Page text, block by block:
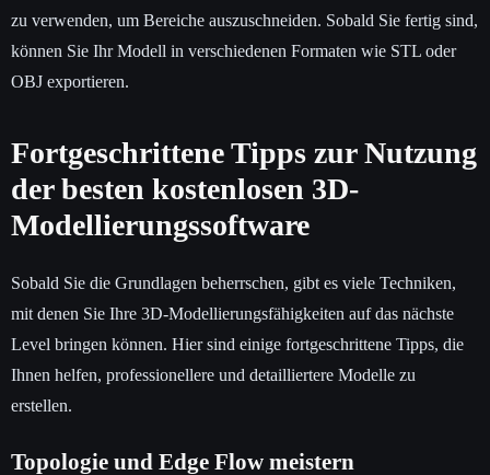
zu verwenden, um Bereiche auszuschneiden. Sobald Sie fertig sind,
können Sie Ihr Modell in verschiedenen Formaten wie STL oder
OBJ exportieren.
Fortgeschrittene Tipps zur Nutzung
der besten kostenlosen 3D-
Modellierungssoftware
Sobald Sie die Grundlagen beherrschen, gibt es viele Techniken,
mit denen Sie Ihre 3D-Modellierungsfähigkeiten auf das nächste
Level bringen können. Hier sind einige fortgeschrittene Tipps, die
Ihnen helfen, professionellere und detailliertere Modelle zu
erstellen.
Topologie und Edge Flow meistern